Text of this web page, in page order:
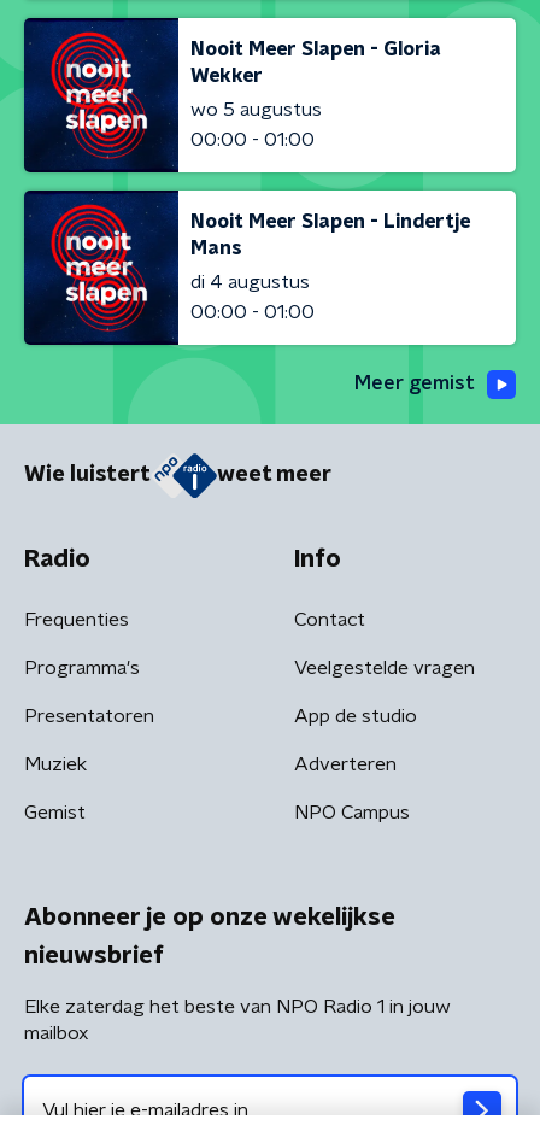
Nooit Meer Slapen - Gloria
Wekker
wo 5 augustus
00:00 - 01:00
Nooit Meer Slapen - Lindertje
Mans
di 4 augustus
00:00 - 01:00
Meer gemist
Wie luistert weet meer
Radio
Frequenties
Programma's
Presentatoren
Muziek
Gemist
Info
Contact
Veelgestelde vragen
App de studio
Adverteren
NPO Campus
Abonneer je op onze wekelijkse
nieuwsbrief
Elke zaterdag het beste van NPO Radio 1 in jouw
mailbox